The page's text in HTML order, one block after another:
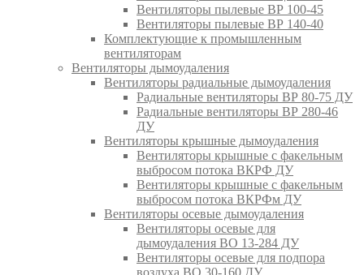
Вентиляторы пылевые ВР 100-45
Вентиляторы пылевые ВР 140-40
Комплектующие к промышленным
вентиляторам
Вентиляторы дымоудаления
Вентиляторы радиальные дымоудаления
Радиальные вентиляторы ВР 80-75 ДУ
Радиальные вентиляторы ВР 280-46
ДУ
Вентиляторы крышные дымоудаления
Вентиляторы крышные с факельным
выбросом потока ВКРФ ДУ
Вентиляторы крышные с факельным
выбросом потока ВКРФм ДУ
Вентиляторы осевые дымоудаления
Вентиляторы осевые для
дымоудаления ВО 13-284 ДУ
Вентиляторы осевые для подпора
воздуха ВО 30-160 ДУ